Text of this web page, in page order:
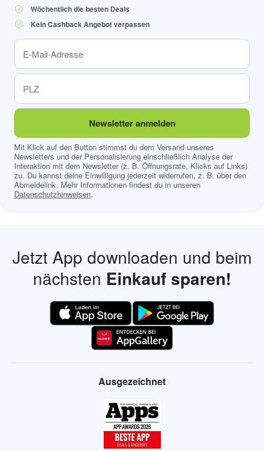
Wöchentlich die besten Deals
Kein Cashback Angebot verpassen
Newsletter anmelden
Mit Klick auf den Button stimmst du dem Versand unseres
Newsletters und der Personalisierung einschließlich Analyse der
Interaktion mit dem Newsletter (z. B. Öffnungsrate, Klicks auf Links)
zu. Du kannst deine Einwilligung jederzeit widerrufen, z. B. über den
Abmeldelink. Mehr Informationen findest du in unseren
Datenschutzhinweisen.
Jetzt App downloaden und beim
nächsten Einkauf sparen!
Ausgezeichnet